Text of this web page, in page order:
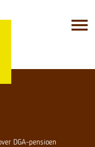
DGA-pensioen